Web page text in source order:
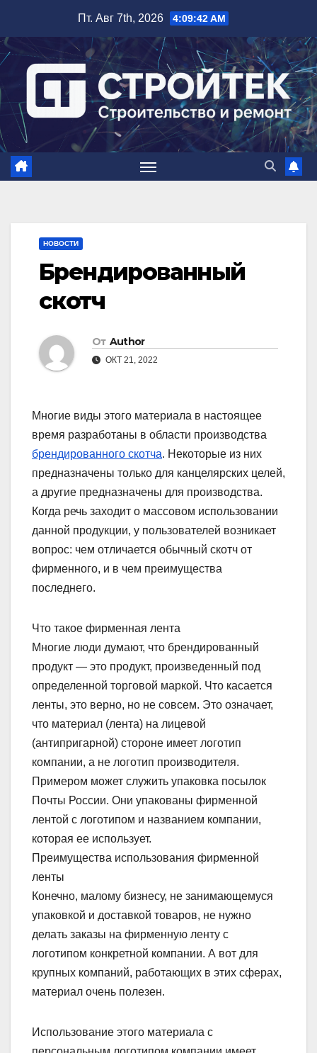
содержимому
Пт. Авг 7th, 2026 4:09:43 AM
НОВОСТИ
Брендированный
скотч
От Author
ОКТ 21, 2022
Многие виды этого материала в настоящее
время разработаны в области производства
брендированного скотча. Некоторые из них
предназначены только для канцелярских целей,
а другие предназначены для производства.
Когда речь заходит о массовом использовании
данной продукции, у пользователей возникает
вопрос: чем отличается обычный скотч от
фирменного, и в чем преимущества
последнего.
Что такое фирменная лента
Многие люди думают, что брендированный
продукт — это продукт, произведенный под
определенной торговой маркой. Что касается
ленты, это верно, но не совсем. Это означает,
что материал (лента) на лицевой
(антипригарной) стороне имеет логотип
компании, а не логотип производителя.
Примером может служить упаковка посылок
Почты России. Они упакованы фирменной
лентой с логотипом и названием компании,
которая ее использует.
Преимущества использования фирменной
ленты
Конечно, малому бизнесу, не занимающемуся
упаковкой и доставкой товаров, не нужно
делать заказы на фирменную ленту с
логотипом конкретной компании. А вот для
крупных компаний, работающих в этих сферах,
материал очень полезен.
Использование этого материала с